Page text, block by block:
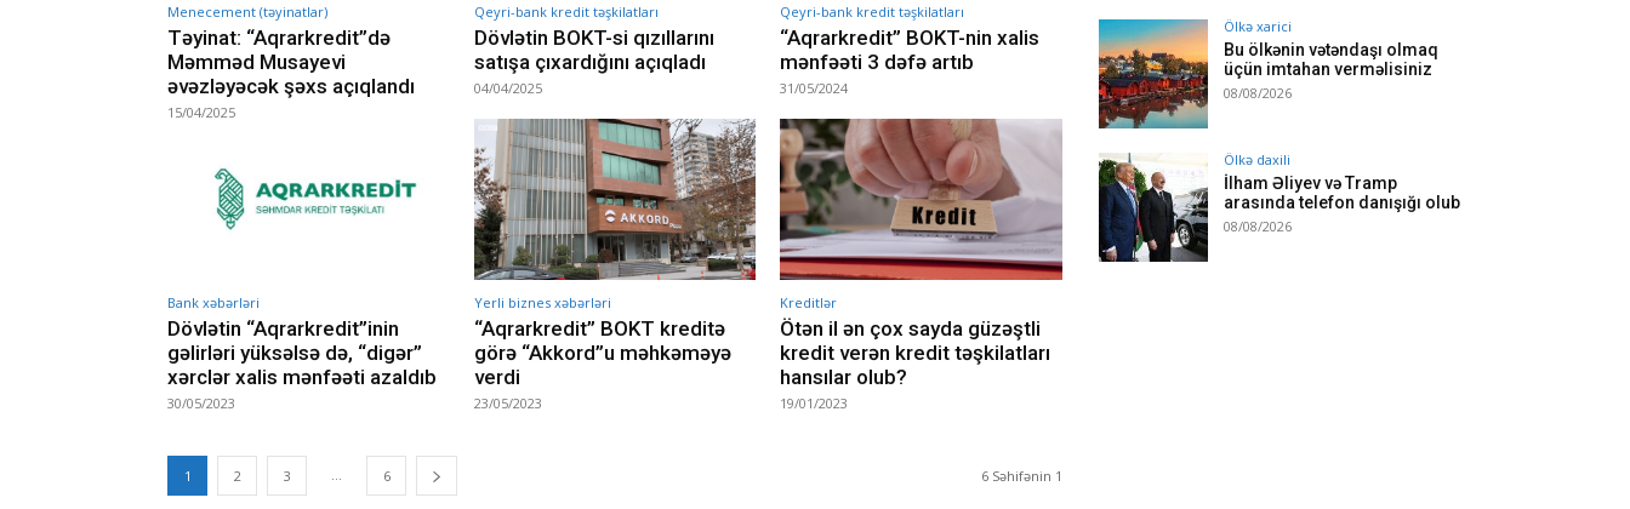
Menecement (təyinatlar)
Təyinat: “Aqrarkredit”də
Məmməd Musayevi
əvəzləyəcək şəxs açıqlandı
15/04/2025
Qeyri-bank kredit təşkilatları
Dövlətin BOKT-si qızıllarını
satışa çıxardığını açıqladı
04/04/2025
Qeyri-bank kredit təşkilatları
“Aqrarkredit” BOKT-nin xalis
mənfəəti 3 dəfə artıb
31/05/2024
Bank xəbərləri
Dövlətin “Aqrarkredit”inin
gəlirləri yüksəlsə də, “digər”
xərclər xalis mənfəəti azaldıb
30/05/2023
Yerli biznes xəbərləri
“Aqrarkredit” BOKT kreditə
görə “Akkord”u məhkəməyə
verdi
23/05/2023
Kreditlər
Ötən il ən çox sayda güzəştli
kredit verən kredit təşkilatları
hansılar olub?
19/01/2023
1 2 3 6 6 Səhifənin 1
Ölkə xarici
Bu ölkənin vətəndaşı olmaq
üçün imtahan verməlisiniz
08/08/2026
Ölkə daxili
İlham Əliyev və Tramp
arasında telefon danışığı olub
08/08/2026